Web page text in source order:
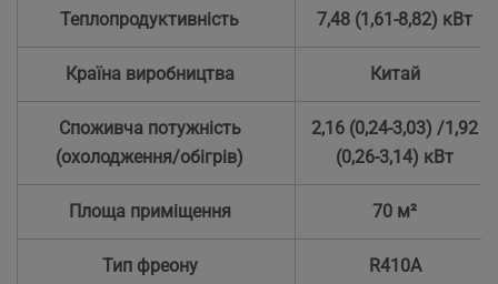
Теплопродуктивність 7,48 (1,61-8,82) кВт
Країна виробництва Китай
Споживча потужність
(охолодження/обігрів)
2,16 (0,24-3,03) /1,92
(0,26-3,14) кВт
Площа приміщення 70 м²
Тип фреону R410А